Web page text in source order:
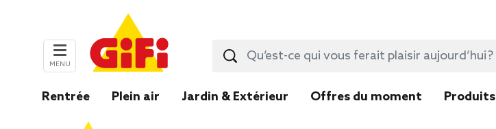
MENU
Rentrée Plein air Jardin & Extérieur Offres du moment Produits